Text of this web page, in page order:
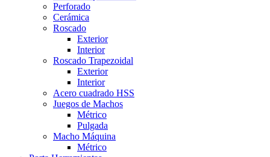
Perforado
Cerámica
Roscado
Exterior
Interior
Roscado Trapezoidal
Exterior
Interior
Acero cuadrado HSS
Juegos de Machos
Métrico
Pulgada
Macho Máquina
Métrico